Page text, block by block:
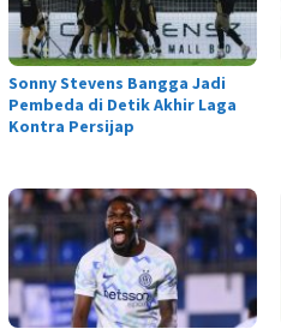
Sonny Stevens Bangga Jadi
Pembeda di Detik Akhir Laga
Kontra Persijap